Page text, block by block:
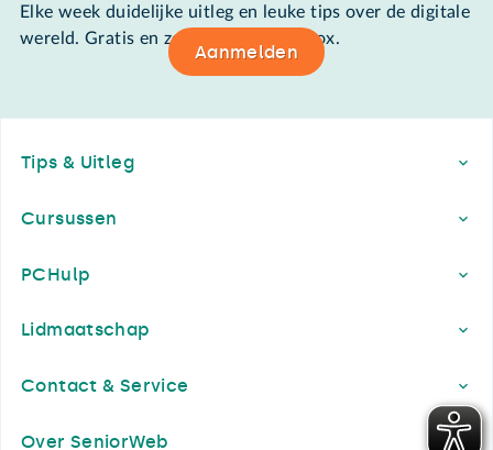
Elke week duidelijke uitleg en leuke tips over de digitale
wereld. Gratis en zomaar in de mailbox.
Aanmelden
Tips & Uitleg
Cursussen
PCHulp
Lidmaatschap
Contact & Service
Over SeniorWeb